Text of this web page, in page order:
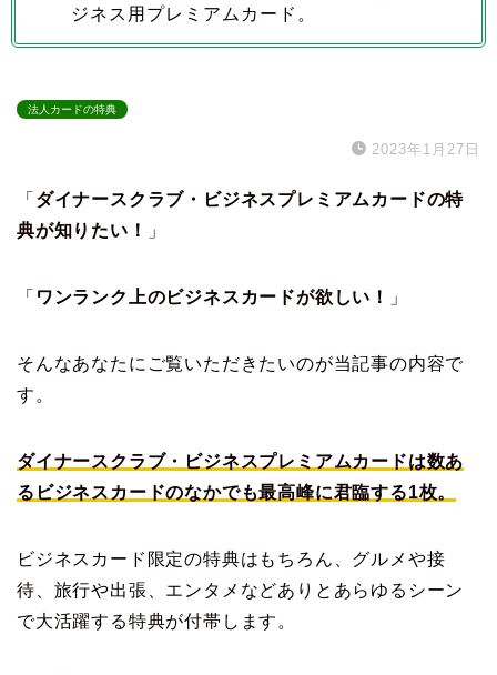
ジネス用プレミアムカード。
法人カードの特典
2023年1月27日
「 ダイナースクラブ・ビジネスプレミアムカードの特
典が知りたい！
」
「 ワンランク上のビジネスカードが欲しい！ 」
そんなあなたにご覧いただきたいのが当記事の内容で
す。
ダイナースクラブ・ビジネスプレミアムカードは数あ
るビジネスカードのなかでも最高峰に君臨する1枚。
ビジネスカード限定の特典はもちろん、グルメや接
待、旅行や出張、エンタメなどありとあらゆるシーン
で大活躍する特典が付帯します。